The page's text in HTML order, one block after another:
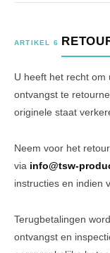
ARTIKEL 6
U heeft het recht om
ontvangst te
originele staat
Neem voor het
via info@tsw-
instructies en indien
Terugbetalingen
ontvangst en